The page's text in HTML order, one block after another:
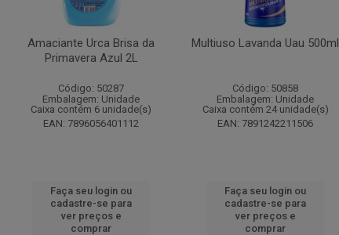
Amaciante Urca Brisa da
Primavera Azul 2L
Código: 50287
Embalagem: Unidade
Caixa contém 6 unidade(s)
EAN: 7896056401112
Faça seu login ou
cadastre-se para
ver preços e
comprar
Multiuso Lavanda Uau 500ml
Código: 50858
Embalagem: Unidade
Caixa contém 24 unidade(s)
EAN: 7891242211506
Faça seu login ou
cadastre-se para
ver preços e
comprar